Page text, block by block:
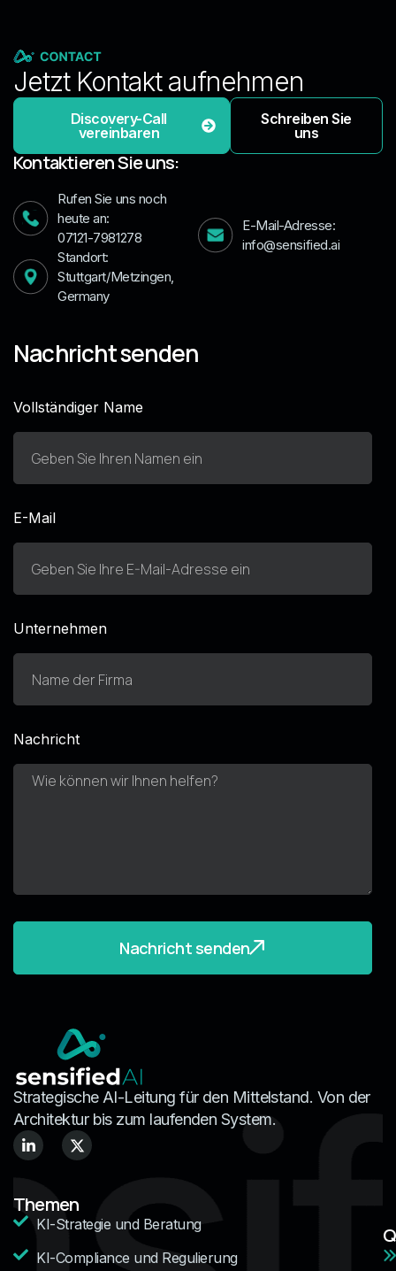
Jetzt Kontakt aufnehmen
Discovery-Call
vereinbaren
Schreiben Sie
uns
Kontaktieren Sie uns:
Rufen Sie uns noch
heute an:
07121-7981278
Standort:
Stuttgart/Metzingen,
Germany
E-Mail-Adresse:
info@sensified.ai
Nachricht senden
Vollständiger Name
E-Mail
Unternehmen
Nachricht
Nachricht senden
Strategische AI-Leitung für den Mittelstand. Von der
Architektur bis zum laufenden System.
Themen
KI-Strategie und Beratung
KI-Compliance und Regulierung